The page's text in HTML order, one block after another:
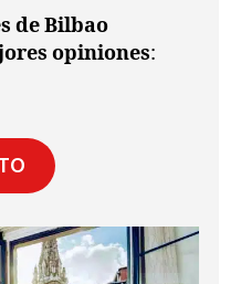
de Bilbao
opiniones: